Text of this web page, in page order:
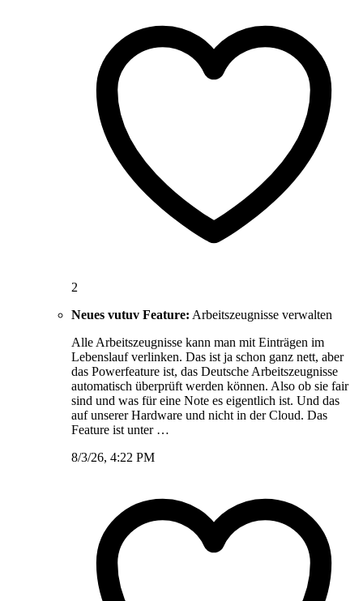
2
Neues vutuv Feature: Arbeitszeugnisse verwalten
Alle Arbeitszeugnisse kann man mit Einträgen im
Lebenslauf verlinken. Das ist ja schon ganz nett, aber
das Powerfeature ist, das Deutsche Arbeitszeugnisse
automatisch überprüft werden können. Also ob sie fair
sind und was für eine Note es eigentlich ist. Und das
auf unserer Hardware und nicht in der Cloud. Das
Feature ist unter …
8/3/26, 4:22 PM